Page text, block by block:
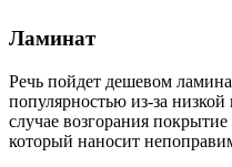
Ламинат
Речь пойдет дешевом
популярностью из-за
случае возгорания
который наносит